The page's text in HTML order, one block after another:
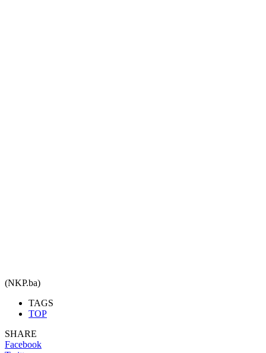
(NKP.ba)
TAGS
TOP
SHARE
Facebook